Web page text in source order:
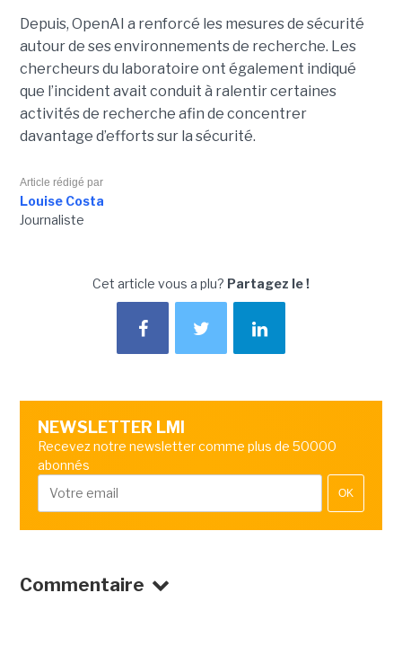
Depuis, OpenAI a renforcé les mesures de sécurité
autour de ses environnements de recherche. Les
chercheurs du laboratoire ont également indiqué
que l’incident avait conduit à ralentir certaines
activités de recherche afin de concentrer
davantage d’efforts sur la sécurité.
Article rédigé par
Louise Costa
Journaliste
Cet article vous a plu? Partagez le !
NEWSLETTER LMI
Recevez notre newsletter comme plus de 50000
abonnés
OK
Commentaire